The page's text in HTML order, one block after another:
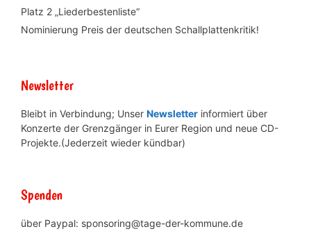
Platz 2 „Liederbestenliste“
Nominierung Preis der deutschen Schallplattenkritik!
Newsletter
Bleibt in Verbindung; Unser Newsletter informiert über
Konzerte der Grenzgänger in Eurer Region und neue CD-
Projekte.(Jederzeit wieder kündbar)
Spenden
über Paypal: sponsoring@tage-der-kommune.de